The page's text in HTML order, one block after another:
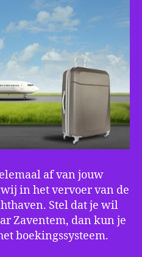
af van jouw
in het vervoer van de
Stel dat je wil
Zaventem, dan kun je
boekingssysteem.